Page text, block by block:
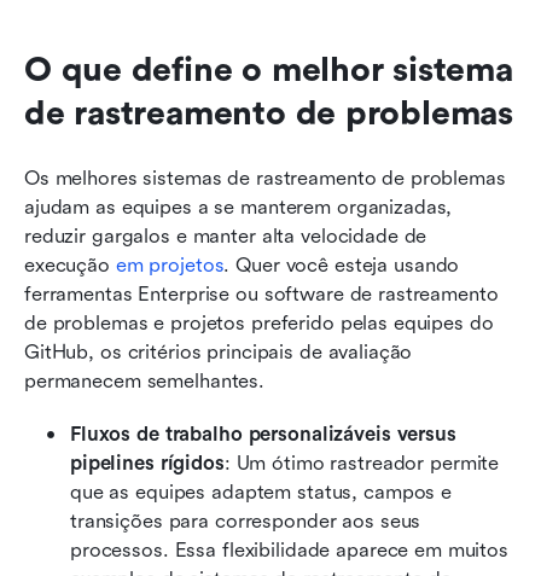
O que define o melhor sistema
de rastreamento de problemas
Os melhores sistemas de rastreamento de problemas
ajudam as equipes a se manterem organizadas,
reduzir gargalos e manter alta velocidade de
execução em projetos. Quer você esteja usando
ferramentas Enterprise ou software de rastreamento
de problemas e projetos preferido pelas equipes do
GitHub, os critérios principais de avaliação
permanecem semelhantes.
Fluxos de trabalho personalizáveis versus
pipelines rígidos: Um ótimo rastreador permite
que as equipes adaptem status, campos e
transições para corresponder aos seus
processos. Essa flexibilidade aparece em muitos